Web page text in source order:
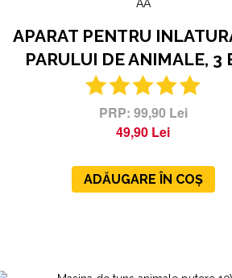
APARAT PENTRU
PARULUI DE ANIMALE, 3
99,90 Lei
49,90 Lei
ADĂUGARE ÎN COȘ